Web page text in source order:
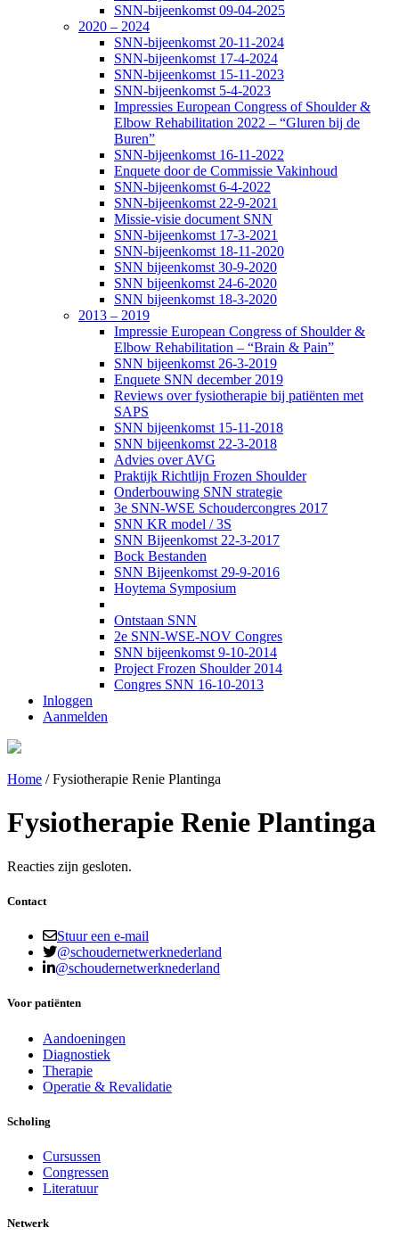
SNN-bijeenkomst 09-04-2025
2020 – 2024
SNN-bijeenkomst 20-11-2024
SNN-bijeenkomst 17-4-2024
SNN-bijeenkomst 15-11-2023
SNN-bijeenkomst 5-4-2023
Impressies European Congress of Shoulder &
Elbow Rehabilitation 2022 – “Gluren bij de
Buren”
SNN-bijeenkomst 16-11-2022
Enquete door de Commissie Vakinhoud
SNN-bijeenkomst 6-4-2022
SNN-bijeenkomst 22-9-2021
Missie-visie document SNN
SNN-bijeenkomst 17-3-2021
SNN-bijeenkomst 18-11-2020
SNN bijeenkomst 30-9-2020
SNN bijeenkomst 24-6-2020
SNN bijeenkomst 18-3-2020
2013 – 2019
Impressie European Congress of Shoulder &
Elbow Rehabilitation – “Brain & Pain”
SNN bijeenkomst 26-3-2019
Enquete SNN december 2019
Reviews over fysiotherapie bij patiënten met
SAPS
SNN bijeenkomst 15-11-2018
SNN bijeenkomst 22-3-2018
Advies over AVG
Praktijk Richtlijn Frozen Shoulder
Onderbouwing SNN strategie
3e SNN-WSE Schoudercongres 2017
SNN KR model / 3S
SNN Bijeenkomst 22-3-2017
Bock Bestanden
SNN Bijeenkomst 29-9-2016
Hoytema Symposium
Ontstaan SNN
2e SNN-WSE-NOV Congres
SNN bijeenkomst 9-10-2014
Project Frozen Shoulder 2014
Congres SNN 16-10-2013
Inloggen
Aanmelden
Home /Fysiotherapie Renie Plantinga
Fysiotherapie Renie Plantinga
Reacties zijn gesloten.
Contact
Stuur een e-mail
@schoudernetwerknederland
@schoudernetwerknederland
Voor patiënten
Aandoeningen
Diagnostiek
Therapie
Operatie & Revalidatie
Scholing
Cursussen
Congressen
Literatuur
Netwerk